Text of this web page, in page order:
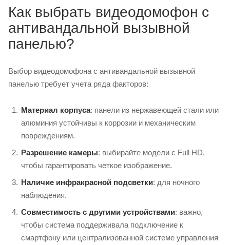
Как выбрать видеодомофон с
антивандальной вызывной
панелью?
Выбор видеодомофона с антивандальной вызывной
панелью требует учета ряда факторов:
Материал корпуса: панели из нержавеющей стали или
алюминия устойчивы к коррозии и механическим
повреждениям.
Разрешение камеры: выбирайте модели с Full HD,
чтобы гарантировать четкое изображение.
Наличие инфракрасной подсветки: для ночного
наблюдения.
Совместимость с другими устройствами: важно,
чтобы система поддерживала подключение к
смартфону или централизованной системе управления